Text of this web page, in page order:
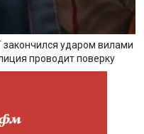
ударом вилами
проводит поверку